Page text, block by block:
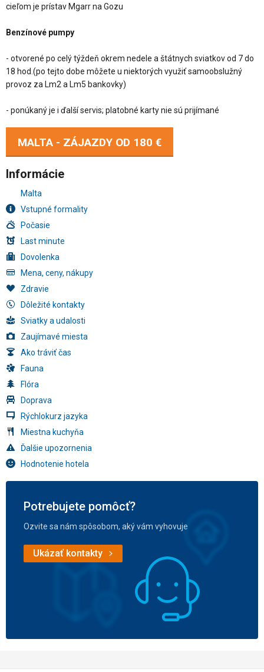
cieľom je prístav Mgarr na Gozu
Benzínové pumpy
- otvorené po celý týždeň okrem nedele a štátnych sviatkov od 7 do
18 hod.(po tejto dobe môžete u niektorých využiť samoobslužný
provoz za Lm2 a Lm5 bankovky)
- ponúkaný je i ďalší servis; platobné karty nie sú prijímané
MALTA - ZÁJAZDY OD 180 €
Informácie
Malta
Vstupné formality
Počasie
Last minute
Dovolenka
Mena, ceny, nákupy
Zdravie
Dôležité kontakty
Sviatky a udalosti
Zaujímavé miesta
Ako tráviť čas
Fauna
Flóra
Doprava
Rýchlokurz jazyka
Miestna kuchyňa
Ďalšie upozornenia
Hodnotenie hotela
Potrebujete pomôcť?
Ozvite sa nám spôsobom, aký vám vyhovuje
Ukázať kontakty